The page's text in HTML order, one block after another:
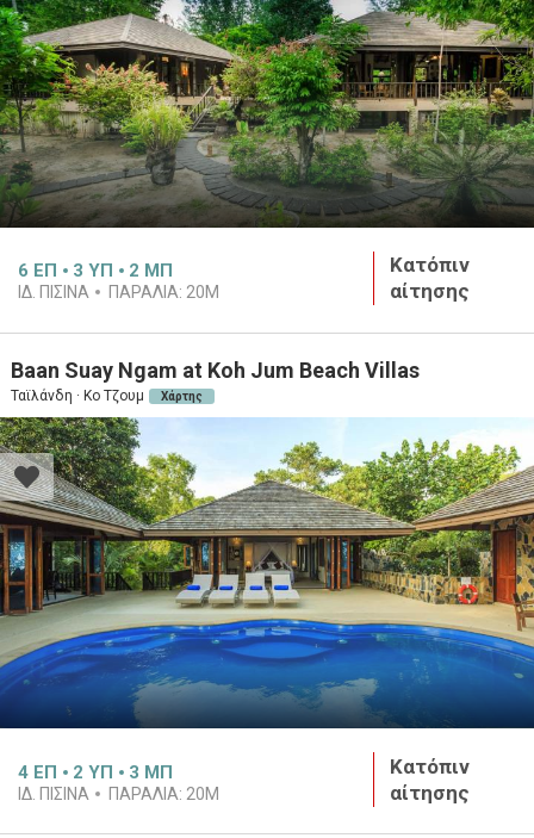
6 ΕΠ 3 ΥΠ 2 ΜΠ
ΙΔ. ΠΙΣΙΝΑ ΠΑΡΑΛΙΑ: 20M
Κατόπιν
αίτησης
Baan Suay Ngam at Koh Jum Beach Villas
Ταϊλάνδη · Κο Τζουμ Χάρτης
4 ΕΠ 2 ΥΠ 3 ΜΠ
ΙΔ. ΠΙΣΙΝΑ ΠΑΡΑΛΙΑ: 20M
Κατόπιν
αίτησης